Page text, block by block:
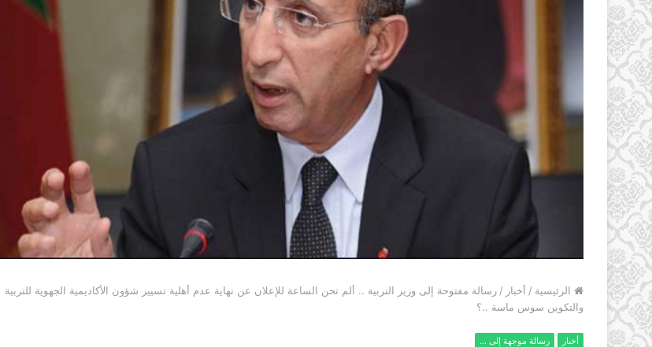
الرئيسية / أخبار / رسالة مفتوحة إلى وزير التربية .. ألم تحن الساعة للإعلان عن نهاية عدم أهلية تسيير شؤون الأكاديمية الجهوية للتربية
والتكوين سوس ماسة ..؟
أخبار رسالة موجهة إلى ...